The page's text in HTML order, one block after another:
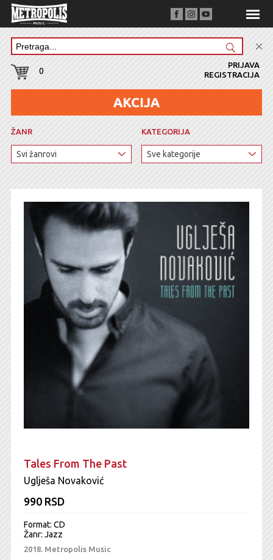
0 REGISTRACIJA
PRIJAVA
KATEGORIJA
ŽANR
Tales From The Past
Uglješa Novaković
990 RSD
Format: CD
Žanr: Jazz
2018. Metropolis Music